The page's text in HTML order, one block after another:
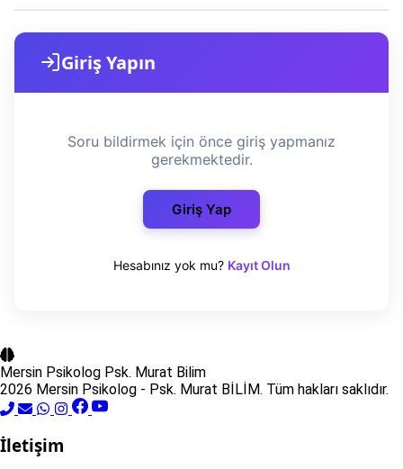
Giriş Yapın
Soru bildirmek için önce giriş yapmanız
gerekmektedir.
Giriş Yap
Hesabınız yok mu? Kayıt Olun
Mersin Psikolog Psk. Murat Bilim
2026 Mersin Psikolog - Psk. Murat BİLİM. Tüm hakları saklıdır.
İletişim